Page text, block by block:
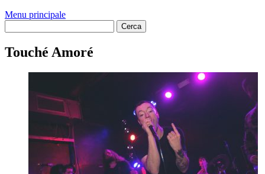
Menu principale
Touché Amoré